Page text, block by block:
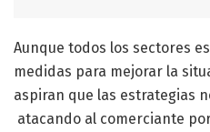
Aunque todos los sectores
medidas para mejorar la
aspiran que las estrategias
atacando al comerciante